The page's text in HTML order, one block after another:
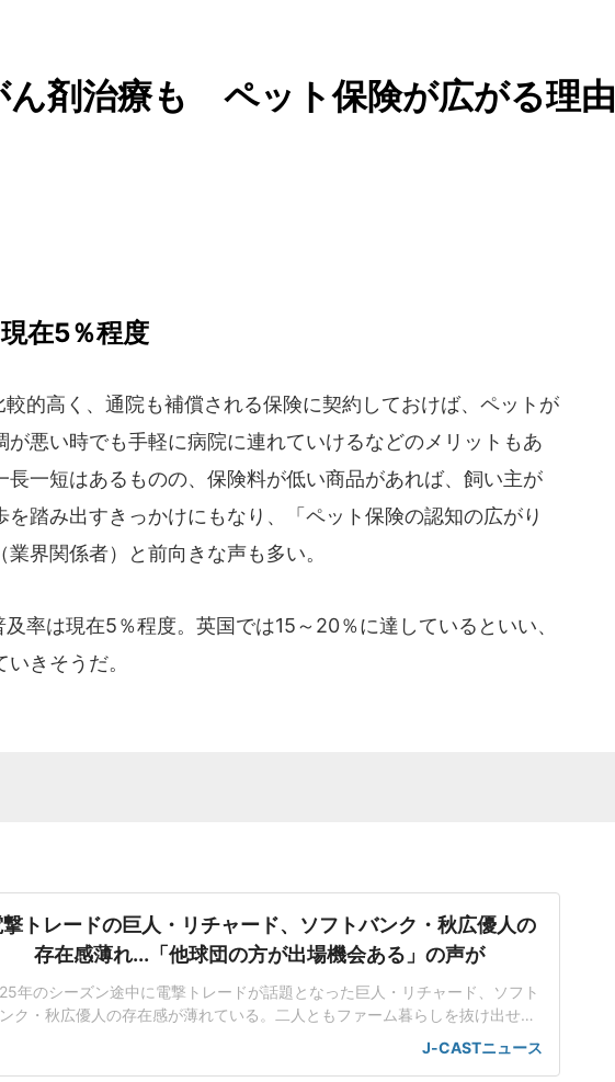
ん剤治療も ペット保険が広がる理由
在5％程度
的高く、通院も補償される保険に契約しておけば、ペットが
が悪い時でも手軽に病院に連れていけるなどのメリットもあ
長一短はあるものの、保険料が低い商品があれば、飼い主が
踏み出すきっかけにもなり、「ペット保険の認知の広がり
界関係者）と前向きな声も多い。
率は現在5％程度。英国では15～20％に達しているといい、
きそうだ。
撃トレードの巨人・リチャード、ソフトバンク・秋広優人の
存在感薄れ...「他球団の方が出場機会ある」の声が
年のシーズン途中に電撃トレードが話題となった巨人・リチャード、ソフト
ク・秋広優人の存在感が薄れている。二人ともファーム暮らしを抜け出せな
チャードはソフトバンク在籍時にウエスタン・リーグで5年連続本塁打王に輝
長打力を評価され、秋広優人、大江竜聖と2対1のトレードで25年5月に巨人に
J-CASTニュース